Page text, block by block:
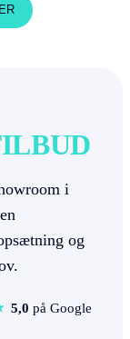
i
og
5,0 på Google